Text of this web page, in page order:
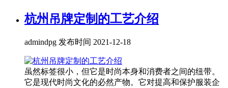
杭州吊牌定制的工艺介绍
admindpg 发布时间 2021-12-18
虽然标签很小，但它是时尚本身和消费者之间的纽带。
它是现代时尚文化的必然产物。它对提高和保护服装企